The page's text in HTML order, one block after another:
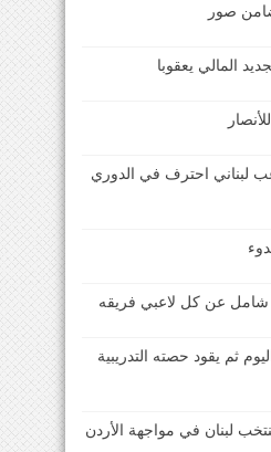
صور
المالي يعقوبا
لبناني احترف في الدوري
شامل عن كل لاعبي فريقه
ثم يقود حصته التدريبية
لبنان في مواجهة الأردن